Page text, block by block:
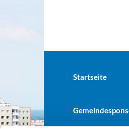
Startseite